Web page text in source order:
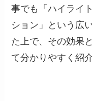
事でも「ハイライ
ション」という広
た上で、その効果
て分かりやすく紹